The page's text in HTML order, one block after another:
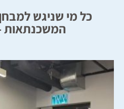
כל מי שניגש
המשכנתאות